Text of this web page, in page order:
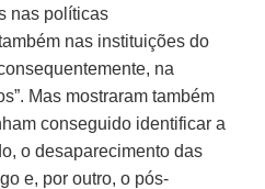
nas políticas
nas instituições do
na
Mas mostraram também
conseguido identificar a
o desaparecimento das
e, por outro, o pós-